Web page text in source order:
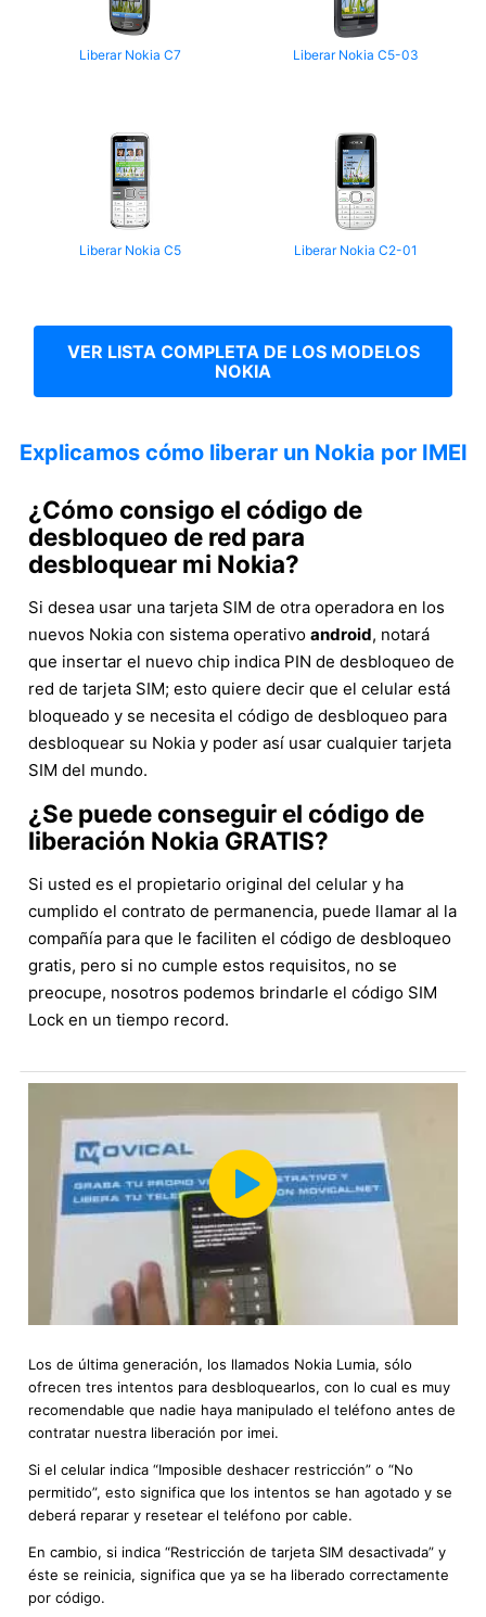
Liberar Nokia C7 Liberar Nokia C5-03
Liberar Nokia C5 Liberar Nokia C2-01
VER LISTA COMPLETA DE LOS MODELOS
NOKIA
Explicamos cómo liberar un Nokia por IMEI
¿Cómo consigo el código de
desbloqueo de red para
desbloquear mi Nokia?
Si desea usar una tarjeta SIM de otra operadora en los
nuevos Nokia con sistema operativo android, notará
que insertar el nuevo chip indica PIN de desbloqueo de
red de tarjeta SIM; esto quiere decir que el celular está
bloqueado y se necesita el código de desbloqueo para
desbloquear su Nokia y poder así usar cualquier tarjeta
SIM del mundo.
¿Se puede conseguir el código de
liberación Nokia GRATIS?
Si usted es el propietario original del celular y ha
cumplido el contrato de permanencia, puede llamar al la
compañía para que le faciliten el código de desbloqueo
gratis, pero si no cumple estos requisitos, no se
preocupe, nosotros podemos brindarle el código SIM
Lock en un tiempo record.
Los de última generación, los llamados Nokia Lumia, sólo
ofrecen tres intentos para desbloquearlos, con lo cual es muy
recomendable que nadie haya manipulado el teléfono antes de
contratar nuestra liberación por imei.
Si el celular indica “Imposible deshacer restricción” o “No
permitido”, esto significa que los intentos se han agotado y se
deberá reparar y resetear el teléfono por cable.
En cambio, si indica “Restricción de tarjeta SIM desactivada” y
éste se reinicia, significa que ya se ha liberado correctamente
por código.